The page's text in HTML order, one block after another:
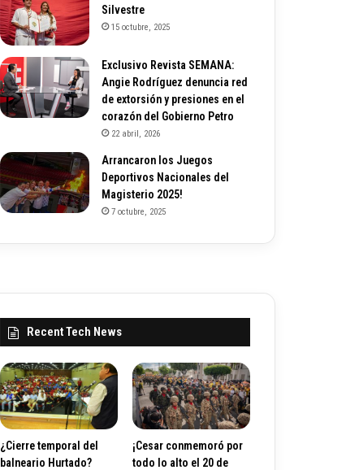
Silvestre
15 octubre, 2025
Exclusivo Revista SEMANA:
Angie Rodríguez denuncia red
de extorsión y presiones en el
corazón del Gobierno Petro
22 abril, 2026
Arrancaron los Juegos
Deportivos Nacionales del
Magisterio 2025!
7 octubre, 2025
Recent Tech News
¿Cierre temporal del
balneario Hurtado?
¡Cesar conmemoró por
todo lo alto el 20 de